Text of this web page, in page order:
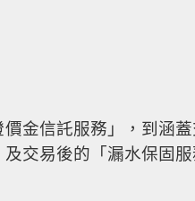
金信託服務」，到涵
交易後的「漏水保固